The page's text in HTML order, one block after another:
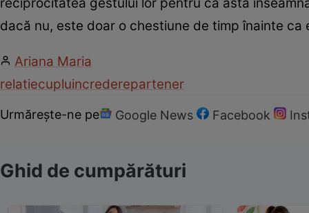
dacă nu, este doar o chestiune de timp înainte ca
Ariana Maria
relatiecupluincrederepartener
Urmărește-ne pe Google News Facebook
Ghid de cumpărături